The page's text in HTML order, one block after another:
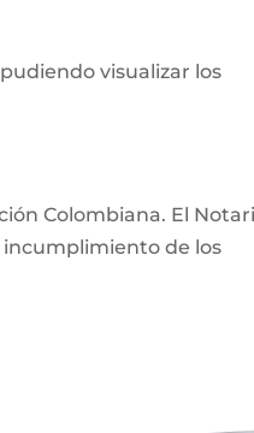
visualizar los
Colombiana. El
incumplimiento de los